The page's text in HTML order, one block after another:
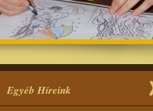
Egyéb Híreink